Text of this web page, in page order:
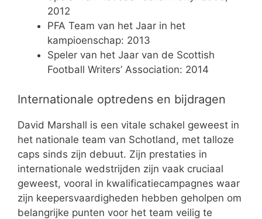
2012
PFA Team van het Jaar in het
kampioenschap: 2013
Speler van het Jaar van de Scottish
Football Writers’ Association: 2014
Internationale optredens en bijdragen
David Marshall is een vitale schakel geweest in
het nationale team van Schotland, met talloze
caps sinds zijn debuut. Zijn prestaties in
internationale wedstrijden zijn vaak cruciaal
geweest, vooral in kwalificatiecampagnes waar
zijn keepersvaardigheden hebben geholpen om
belangrijke punten voor het team veilig te